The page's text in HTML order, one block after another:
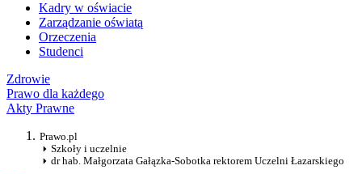
Kadry w oświacie
Zarządzanie oświatą
Orzeczenia
Studenci
Zdrowie
Prawo dla każdego
Akty Prawne
Prawo.pl
Szkoły i uczelnie
dr hab. Małgorzata Gałązka-Sobotka rektorem Uczelni Łazarskiego